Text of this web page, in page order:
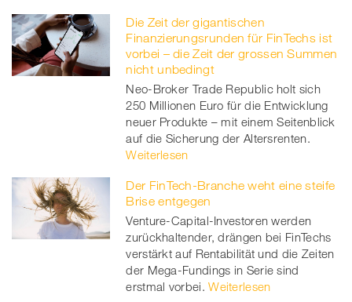
Die Zeit der gigantischen
Finanzierungsrunden für FinTechs ist
vorbei – die Zeit der grossen Summen
nicht unbedingt
Neo-Broker Trade Republic holt sich
250 Millionen Euro für die Entwicklung
neuer Produkte – mit einem Seitenblick
auf die Sicherung der Altersrenten.
Weiterlesen
Der FinTech-Branche weht eine steife
Brise entgegen
Venture-Capital-Investoren werden
zurückhaltender, drängen bei FinTechs
verstärkt auf Rentabilität und die Zeiten
der Mega-Fundings in Serie sind
erstmal vorbei. Weiterlesen